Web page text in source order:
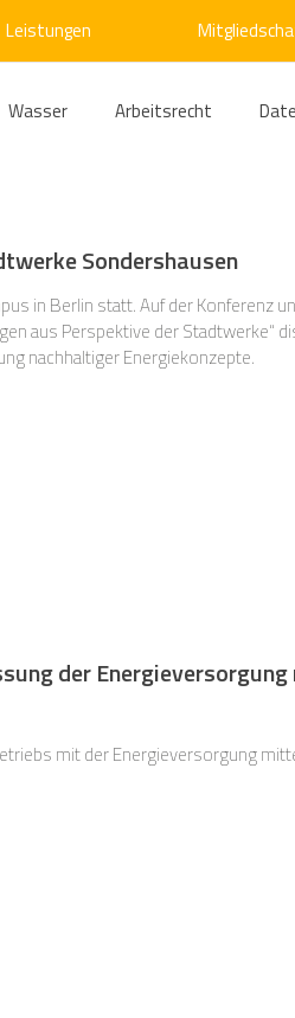
Leistungen
Wasser Arbeitsrecht
Abfall Umweltrecht
Sondershausen
in Berlin statt. Auf der Konferenz
aus Perspektive der Stadtwerke“
nachhaltiger Energiekonzepte.
der
mit der Energieversorgung